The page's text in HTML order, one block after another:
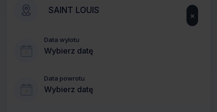
×
Data wylotu
Wybierz datę
Data powrotu
Wybierz datę